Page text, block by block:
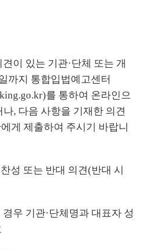
이 있는 기관·단체 또는 개
까지 통합입법예고센터
)를 통하여 온라인으
, 다음 사항을 기재한 의견
게 제출하여 주시기 바랍니
성 또는 반대 의견(반대 시
우 기관·단체명과 대표자 성